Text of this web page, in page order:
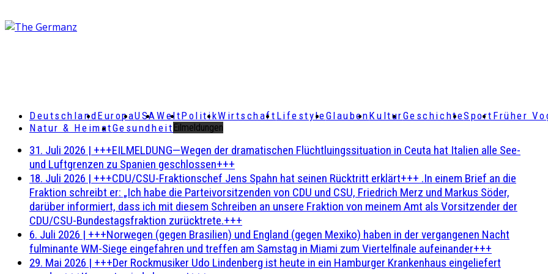
DeutschlandEuropaUSAWeltPolitikWirtschaft LifestyleGlaubenKulturGeschichteSport Früher
Natur & HeimatGesundheit Eilmeldungen
31. Juli 2026 | +++EILMELDUNG—Wegen der dramatischen Flüchtluingssituation in Ceuta hat Italien alle See-
und Luftgrenzen zu Spanien geschlossen+++
18. Juli 2026 | +++CDU/CSU-Fraktionschef Jens Spahn hat seinen Rücktritt erklärt+++ .In einem Brief an die
Fraktion schreibt er: „Ich habe die Parteivorsitzenden von CDU und CSU, Friedrich Merz und Markus Söder,
darüber informiert, dass ich mit diesem Schreiben an unsere Fraktion von meinem Amt als Vorsitzender der
CDU/CSU-Bundestagsfraktion zurücktrete.+++
6. Juli 2026 | +++Norwegen (gegen Brasilien) und England (gegen Mexiko) haben in der vergangenen Nacht
fulminante WM-Siege eingefahren und treffen am Samstag in Miami zum Viertelfinale aufeinander+++
29. Mai 2026 | +++Der Rockmusiker Udo Lindenberg ist heute in ein Hamburger Krankenhaus eingeliefert